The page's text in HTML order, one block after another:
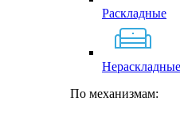
Раскладные
Нераскладные
По механизмам: